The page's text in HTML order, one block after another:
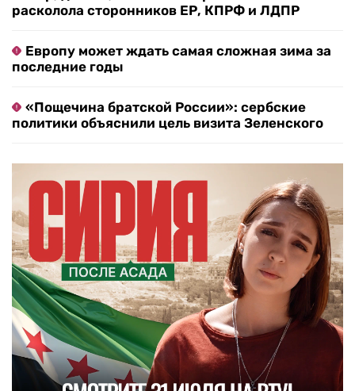
расколола сторонников ЕР, КПРФ и ЛДПР
Европу может ждать самая сложная зима за
последние годы
«Пощечина братской России»: сербские
политики объяснили цель визита Зеленского